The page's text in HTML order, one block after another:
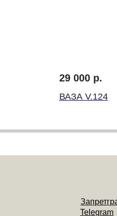
29 000 р.
ВАЗА V.124
Pinterest
Договор-оферта